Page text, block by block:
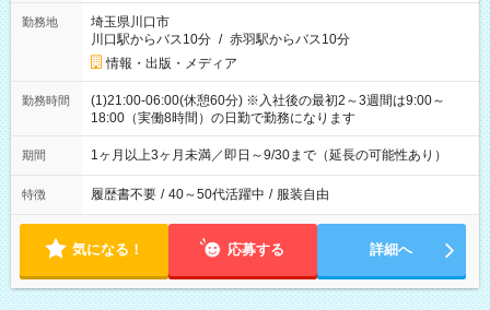
勤務地
埼玉県川口市
川口駅からバス10分 / 赤羽駅からバス10分
情報・出版・メディア
勤務時間
(1)21:00-06:00(休憩60分) ※入社後の最初2～3週間は9:00～
18:00（実働8時間）の日勤で勤務になります
期間 1ヶ月以上3ヶ月未満／即日～9/30まで（延長の可能性あり）
特徴 履歴書不要 / 40～50代活躍中 / 服装自由
気になる！ 応募する 詳細へ